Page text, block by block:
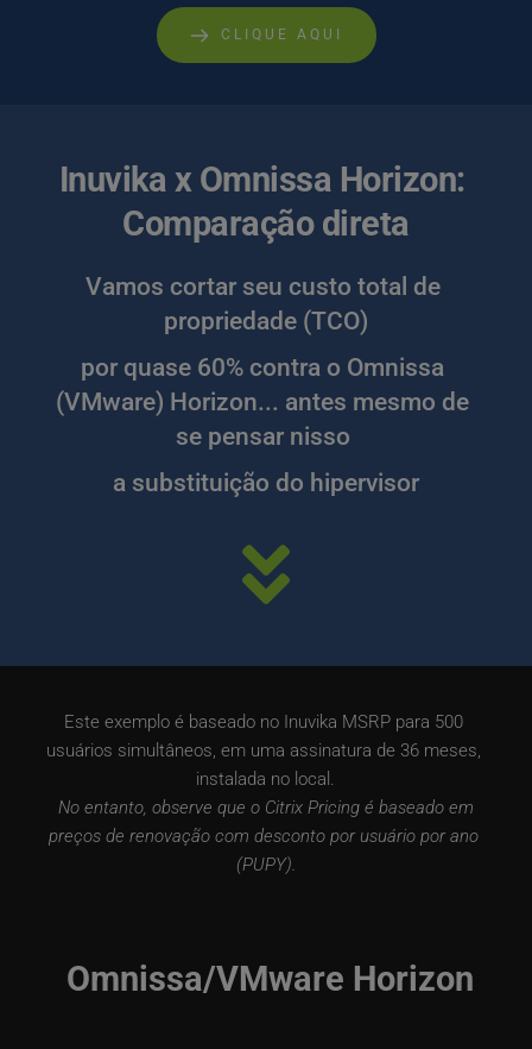
CLIQUE AQUI
Inuvika x Omnissa Horizon:
Comparação direta
Vamos cortar seu custo total de
propriedade (TCO)
por quase 60% contra o Omnissa
(VMware) Horizon... antes mesmo de
se pensar nisso
a substituição do hipervisor
Este exemplo é baseado no Inuvika MSRP para 500
usuários simultâneos, em uma assinatura de 36 meses,
instalada no local.
preços de renovação com desconto por usuário por ano
(PUPY).
Omnissa/VMware Horizon